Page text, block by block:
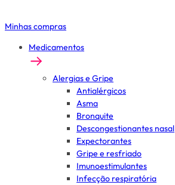
Minhas compras
Medicamentos
Alergias e Gripe
Antialérgicos
Asma
Bronquite
Descongestionantes nasal
Expectorantes
Gripe e resfriado
Imunoestimulantes
Infecção respiratória